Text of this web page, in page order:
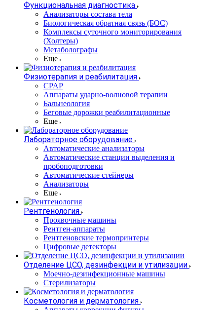
Функциональная диагностика
Анализаторы состава тела
Биологическая обратная связь (БОС)
Комплексы суточного мониторирования
(Холтеры)
Метаболографы
Еще
Физиотерапия и реабилитация
CPAP
Аппараты ударно-волновой терапии
Бальнеология
Беговые дорожки реабилитационные
Еще
Лабораторное оборудование
Автоматические анализаторы
Автоматические станции выделения и
пробоподготовки
Автоматические стейнеры
Анализаторы
Еще
Рентгенология
Проявочные машины
Рентген-аппараты
Рентгеновские термопринтеры
Цифровые детекторы
Отделение ЦСО, дезинфекции и утилизации
Моечно-дезинфекционные машины
Стерилизаторы
Косметология и дерматология